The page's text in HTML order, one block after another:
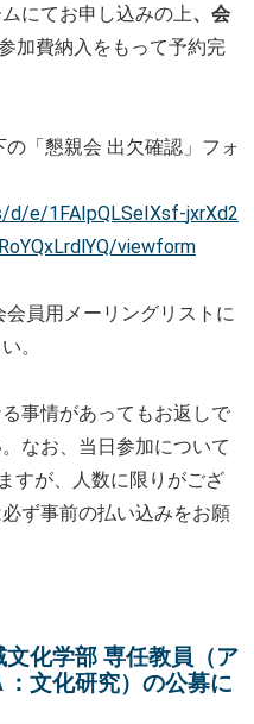
にてお申し込みの上、 会
加費納入をもって予約完
「懇親会 出欠確認」フォ
d/e/1FAIpQLSeIXsf-jxrXd2
viewform
員用メーリングリストに
。
事情があってもお返しで
なお、当日参加について
すが、人数に限りがござ
ず事前の払い込みをお願
化学部 専任教員（ア
文化研究）の公募に